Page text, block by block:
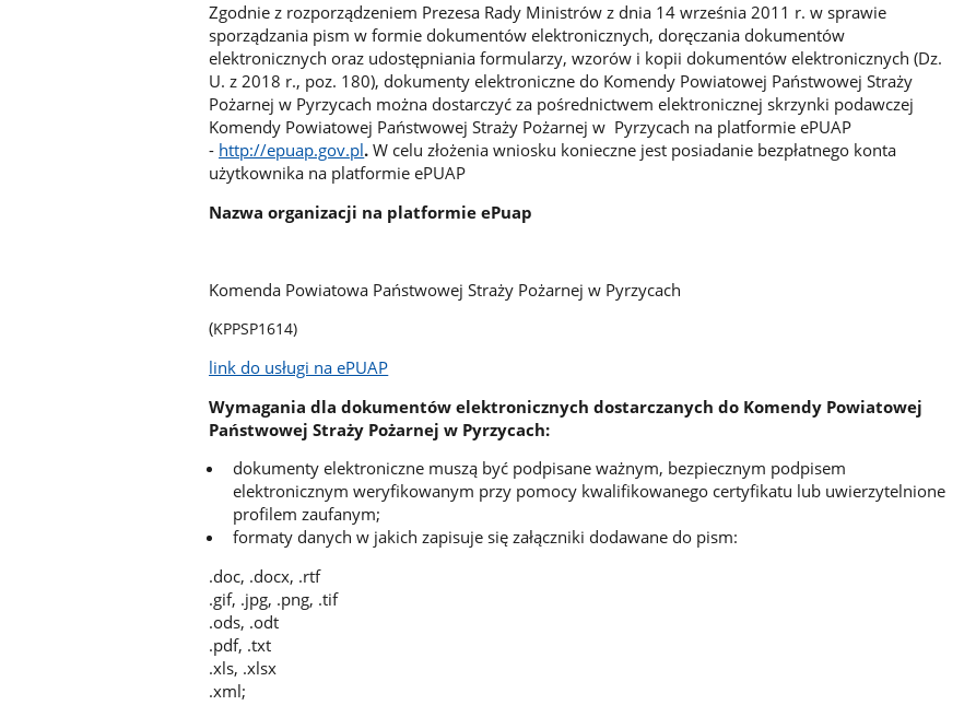
Zgodnie z rozporządzeniem Prezesa Rady Ministrów z dnia 14 września 2011 r. w sprawie
sporządzania pism w formie dokumentów elektronicznych, doręczania dokumentów
elektronicznych oraz udostępniania formularzy, wzorów i kopii dokumentów elektronicznych (Dz.
U. z 2018 r., poz. 180), dokumenty elektroniczne do Komendy Powiatowej Państwowej Straży
Pożarnej w Pyrzycach można dostarczyć za pośrednictwem elektronicznej skrzynki podawczej
Komendy Powiatowej Państwowej Straży Pożarnej w Pyrzycach na platformie ePUAP
- http://epuap.gov.pl.W celu złożenia wniosku konieczne jest posiadanie bezpłatnego konta
użytkownika na platformie ePUAP
Nazwa organizacji na platformie ePuap
Komenda Powiatowa Państwowej Straży Pożarnej w Pyrzycach
(KPPSP1614)
link do usługi na ePUAP
Wymagania dla dokumentów elektronicznych dostarczanych do Komendy Powiatowej
Państwowej Straży Pożarnej w Pyrzycach:
dokumenty elektroniczne muszą być podpisane ważnym, bezpiecznym podpisem
elektronicznym weryfikowanym przy pomocy kwalifikowanego certyfikatu lub uwierzytelnione
profilem zaufanym;
formaty danych w jakich zapisuje się załączniki dodawane do pism:
.doc, .docx, .rtf
.gif, .jpg, .png, .tif
.ods, .odt
.pdf, .txt
.xls, .xlsx
.xml;